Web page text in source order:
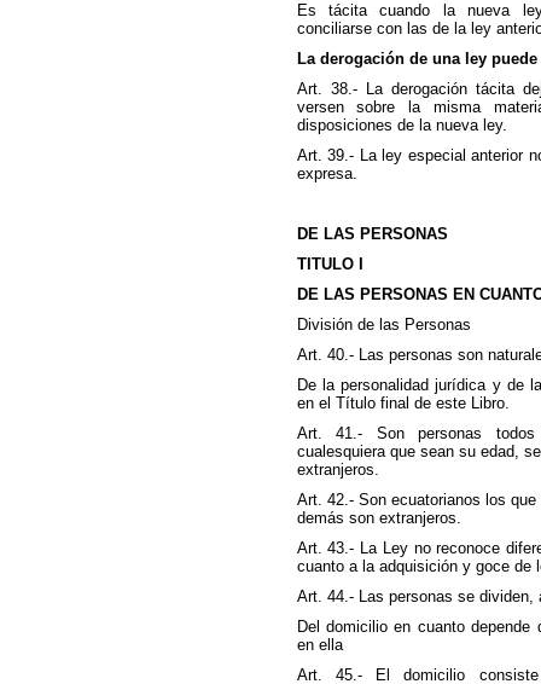
Es tácita cuando la nueva
conciliarse con las de la ley
La derogación de una ley
Art. 38.- La derogación tácita
versen sobre la misma
disposiciones de la nueva ley.
Art. 39.- La ley especial anterior
expresa.
DE LAS PERSONAS
TITULO I
DE LAS PERSONAS EN
División de las Personas
Art. 40.- Las personas son
De la personalidad jurídica y de
en el Título final de este Libro.
Art. 41.- Son personas
cualesquiera que sean su edad,
extranjeros.
Art. 42.- Son ecuatorianos los
demás son extranjeros.
Art. 43.- La Ley no reconoce
cuanto a la adquisición y goce de
Art. 44.- Las personas se
Del domicilio en cuanto
en ella
Art. 45.- El domicilio